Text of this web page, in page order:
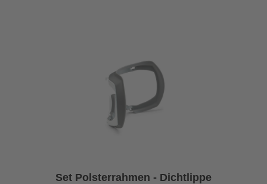
Set Polsterrahmen - Dichtlippe